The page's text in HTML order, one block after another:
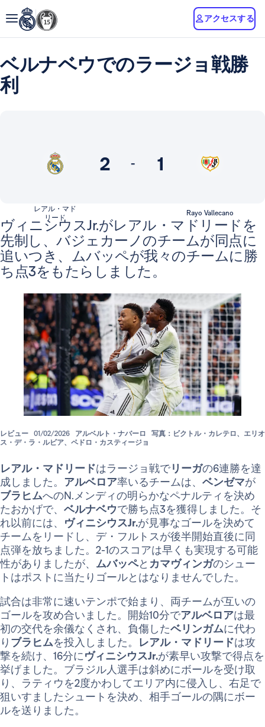
アクセスする
ベルナベウでのラージョ戦勝
利
2 - 1
レアル・マド
リード
Rayo Vallecano
ヴィニシウスJr.がレアル・マドリードを
先制し、バジェカーノのチームが同点に
追いつき、ムバッペが我々のチームに勝
ち点3をもたらしました。
レビュー 01/02/2026 アルベルト・ナバーロ
写真：ビクトル・カレテロ、エリオ
ス・デ・ラ・ルビア、ペドロ・カスティージョ
レアル・マドリードはラージョ戦でリーガの6連勝を達
成しました。 アルベロア率いるチームは、 ベンゼマが
ブラヒムへのN.メンディの明らかなペナルティを決め
たおかげで、 ベルナベウで勝ち点3を獲得しました。そ
れ以前には、 ヴィニシウスJr.が見事なゴールを決めて
チームをリードし、デ・フルトスが後半開始直後に同
点弾を放ちました。2-1のスコアは早くも実現する可能
性がありましたが、 ムバッペと カマヴィンガのシュー
トはポストに当たりゴールとはなりませんでした。
試合は非常に速いテンポで始まり、両チームが互いの
ゴールを攻め合いました。開始10分でアルベロアは最
初の交代を余儀なくされ、負傷したベリンガムに代わ
り ブラヒムを投入しました。 レアル・マドリードは攻
撃を続け、16分にヴィニシウスJr.が素早い攻撃で得点を
挙げました。ブラジル人選手は斜めにボールを受け取
り、ラティウを2度かわしてエリア内に侵入し、右足で
狙いすましたシュートを決め、相手ゴールの隅にボー
ルを送りました。